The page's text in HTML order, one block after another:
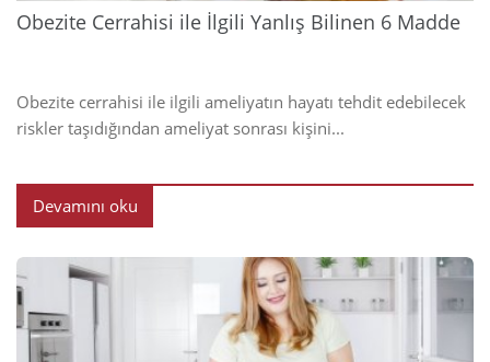
Obezite Cerrahisi ile İlgili Yanlış Bilinen 6 Madde
Obezite cerrahisi ile ilgili ameliyatın hayatı tehdit edebilecek
riskler taşıdığından ameliyat sonrası kişini...
Devamını oku